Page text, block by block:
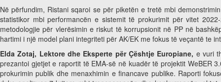
Në përfundim, Ristani sqaroi se për piketën e tretë mbi
statistikor mbi performancën e sistemit të prokurimit për vitet
metodologjie për vlerësimin e riskut të korrupsionit në PP në
hartimi i një model plani integriteti për AK/EK me fokus të veçantë te
Elda Zotaj, Lektore dhe Eksperte për Çështje Europiane, e vuri
prezantoi gjetjet e raportit të EMA-së në kuadër të projektit WeBER
prokurimin publik dhe menaxhimin e financave publike. Raporti